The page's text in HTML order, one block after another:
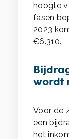
hoogte
fasen
2023
€6.310.
wordt
Voor de
een
het